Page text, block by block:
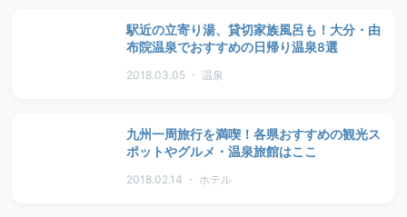
駅近の立寄り湯、貸切家族風呂も！大分・由
布院温泉でおすすめの日帰り温泉8選
2018.03.05 ・ 温泉
九州一周旅行を満喫！各県おすすめの観光ス
ポットやグルメ・温泉旅館はここ
2018.02.14 ・ ホテル